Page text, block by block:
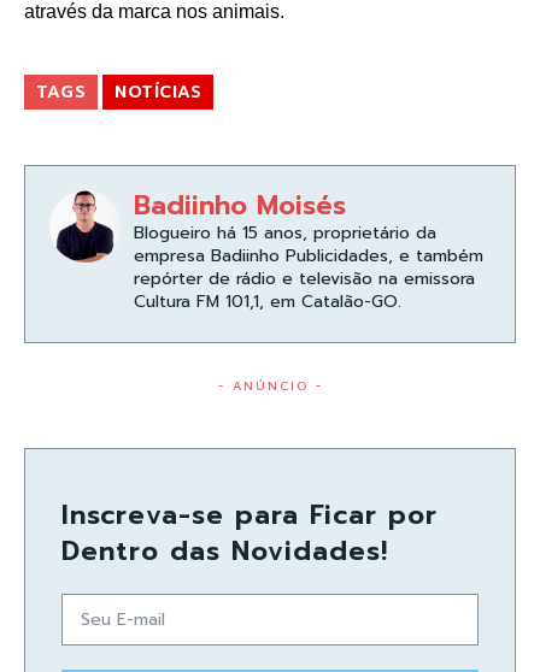
através da marca nos animais.
TAGS NOTÍCIAS
Badiinho Moisés
Blogueiro há 15 anos, proprietário da
empresa Badiinho Publicidades, e também
repórter de rádio e televisão na emissora
Cultura FM 101,1, em Catalão-GO.
- ANÚNCIO -
Inscreva-se para Ficar por
Dentro das Novidades!